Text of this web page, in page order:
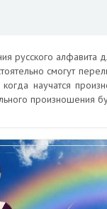
русского
смогут
научатся
произношения